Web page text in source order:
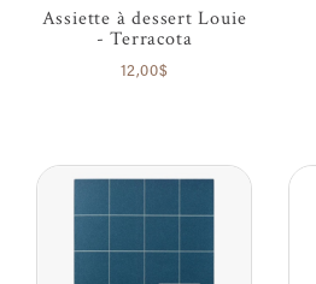
Assiette à dessert Louie
- Terracota
12,00$